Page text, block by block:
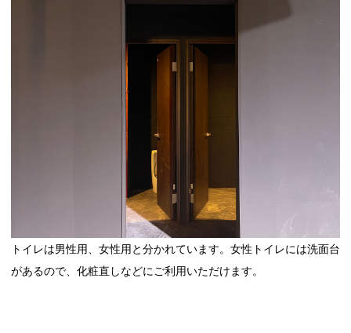
トイレは男性用、女性用と分かれています。女性トイレには洗面台
があるので、化粧直しなどにご利用いただけます。